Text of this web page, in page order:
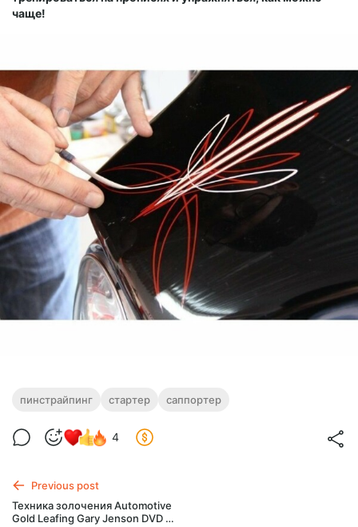
чаще!
пинстрайпинг стартер саппортер
4
Previous post
Техника золочения Automotive
Gold Leafing Gary Jenson DVD Air